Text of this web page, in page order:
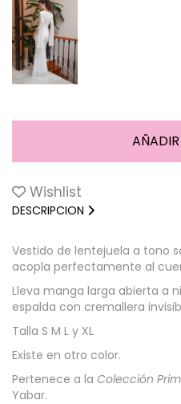
Wishlist
DESCRIPCION
Vestido de lentejuela a tono
acopla perfectamente al
Lleva manga larga abierta a
espalda con cremallera
Talla S M L y XL
Existe en otro color.
Pertenece a la Colección
Yabar.